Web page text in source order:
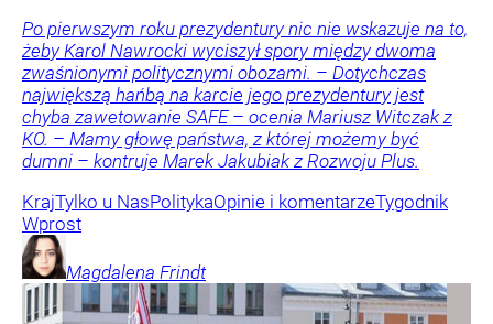
Po pierwszym roku prezydentury nic nie wskazuje na to,
żeby Karol Nawrocki wyciszył spory między dwoma
zwaśnionymi politycznymi obozami. – Dotychczas
największą hańbą na karcie jego prezydentury jest
chyba zawetowanie SAFE – ocenia Mariusz Witczak z
KO. – Mamy głowę państwa, z której możemy być
dumni – kontruje Marek Jakubiak z Rozwoju Plus.
KrajTylko u NasPolitykaOpinie i komentarzeTygodnik
Wprost
Magdalena Frindt